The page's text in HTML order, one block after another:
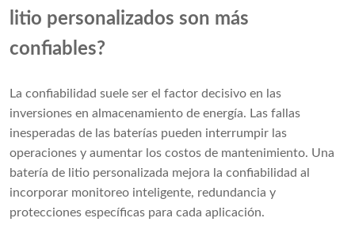
litio personalizados son más
confiables?
La confiabilidad suele ser el factor decisivo en las
inversiones en almacenamiento de energía. Las fallas
inesperadas de las baterías pueden interrumpir las
operaciones y aumentar los costos de mantenimiento. Una
batería de litio personalizada mejora la confiabilidad al
incorporar monitoreo inteligente, redundancia y
protecciones específicas para cada aplicación.